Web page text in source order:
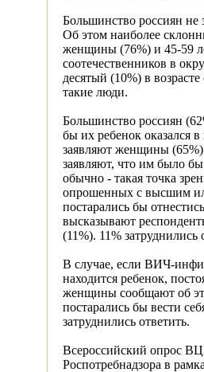
Большинство россиян
Об этом наиболее
женщины (76%) и 45-59
соотечественников в
десятый (10%) в
такие люди.
Большинство россиян
бы их ребенок оказался
заявляют женщины (65%)
заявляют, что им было
обычно - такая точка
опрошенных с высшим
постарались бы
высказывают
(11%). 11% затруднились
В случае, если ВИЧ-
находится ребенок,
женщины сообщают об
постарались бы вести
затруднились ответить.
Всероссийский опрос
Роспотребнадзора в